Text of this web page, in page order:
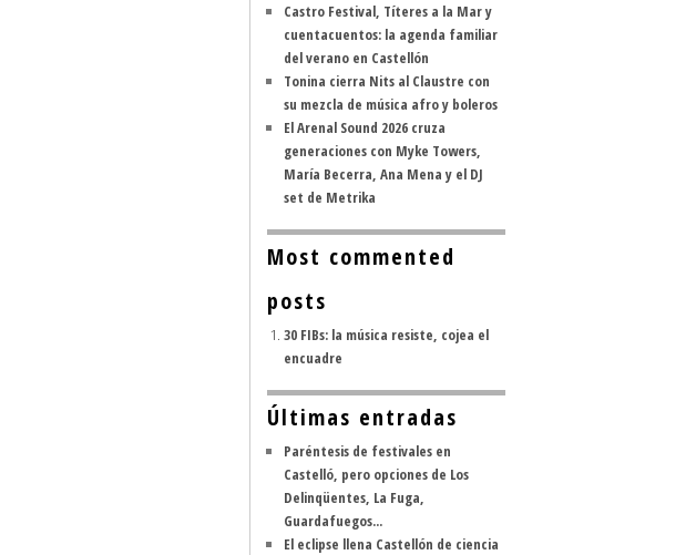
Castro Festival, Títeres a la Mar y
cuentacuentos: la agenda familiar
del verano en Castellón
Tonina cierra Nits al Claustre con
su mezcla de música afro y boleros
El Arenal Sound 2026 cruza
generaciones con Myke Towers,
María Becerra, Ana Mena y el DJ
set de Metrika
Most commented
posts
30 FIBs: la música resiste, cojea el
encuadre
Últimas entradas
Paréntesis de festivales en
Castelló, pero opciones de Los
Delinqüentes, La Fuga,
Guardafuegos...
El eclipse llena Castellón de ciencia